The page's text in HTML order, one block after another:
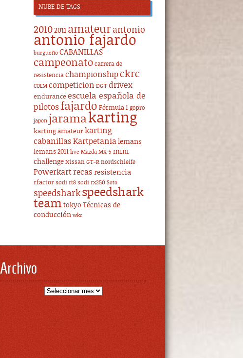
NUBE DE TAGS
20102011 amateur antonio
antonio fajardo
burgueño CABANILLAS
campeonato carrera de
resistencia championship ckrc
COLM competicion DGT drivex
endurance escuela española de
pilotos fajardo Fórmula 1 gopro
japon jaramakarting
karting amateur karting
cabanillas Kartpetanialemans
lemans 2011 live Mazda MX-5 mini
challenge Nissan GT-R nordschleife
Powerkart recas resistencia
rfactor sodi rt8 sodi rx250 Soto
speedshark speedshark
team tokyo Técnicas de
conducción wkc
Archivo